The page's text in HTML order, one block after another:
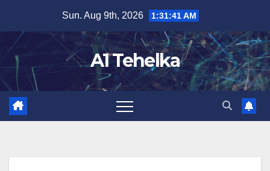
content
Sun. Aug 9th, 2026 1:31:42 AM
A1 Tehelka